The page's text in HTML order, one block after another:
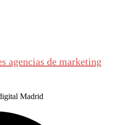
agencias de marketing
Madrid